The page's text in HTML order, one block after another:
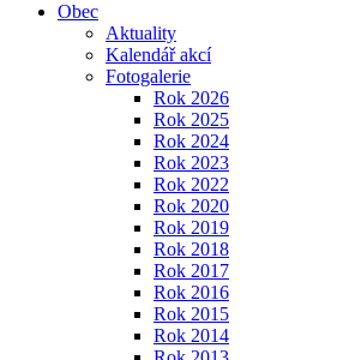
Obec
Aktuality
Kalendář akcí
Fotogalerie
Rok 2026
Rok 2025
Rok 2024
Rok 2023
Rok 2022
Rok 2020
Rok 2019
Rok 2018
Rok 2017
Rok 2016
Rok 2015
Rok 2014